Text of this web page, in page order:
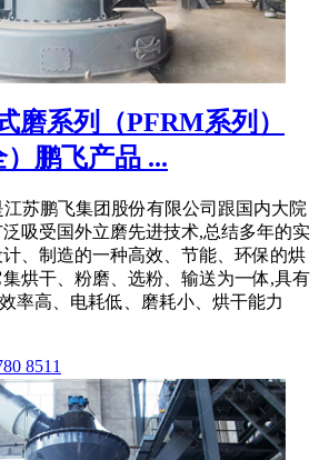
磨系列（PFRM系列）
鹏飞产品 ...
苏鹏飞集团股份有限公司跟国内大院
吸受国外立磨先进技术,总结多年的实
、制造的一种高效、节能、环保的烘
烘干、粉磨、选粉、输送为一体,具有
率高、电耗低、磨耗小、烘干能力
8511